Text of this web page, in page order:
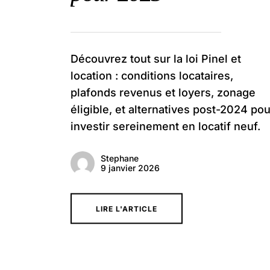
Découvrez tout sur la loi Pinel et
location : conditions locataires,
plafonds revenus et loyers, zonage
éligible, et alternatives post-2024
investir sereinement en locatif neuf.
Stephane
9 janvier 2026
LIRE L'ARTICLE